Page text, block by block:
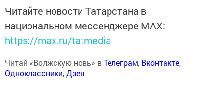
Читайте новости Татарстана в
национальном мессенджере MАХ:
https://max.ru/tatmedia
Читай «Волжскую новь» вТелеграм, Вконтакте,
Одноклассники,Дзен